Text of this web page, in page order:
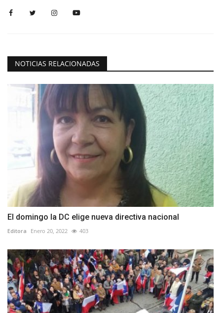
NOTICIAS RELACIONADAS
El domingo la DC elige nueva directiva nacional
Editora Enero 20, 2022 403